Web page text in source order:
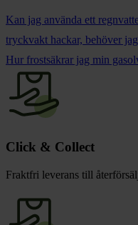
Kan jag använda ett
tryckvakt hackar, behöver
Hur frostsäkrar jag min
Click & Collect
Fraktfri leverans till